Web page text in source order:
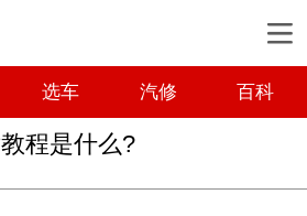
选车 汽修 百科
程是什么?